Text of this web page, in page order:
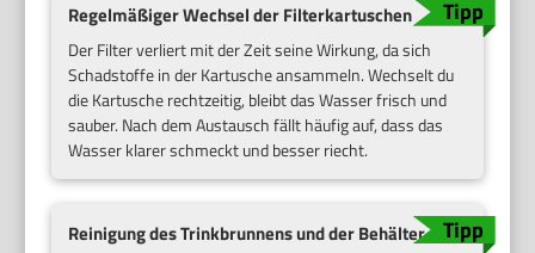
Regelmäßiger Wechsel der Filterkartuschen
Der Filter verliert mit der Zeit seine Wirkung, da sich
Schadstoffe in der Kartusche ansammeln. Wechselt du
die Kartusche rechtzeitig, bleibt das Wasser frisch und
sauber. Nach dem Austausch fällt häufig auf, dass das
Wasser klarer schmeckt und besser riecht.
Reinigung des Trinkbrunnens und der Behälter